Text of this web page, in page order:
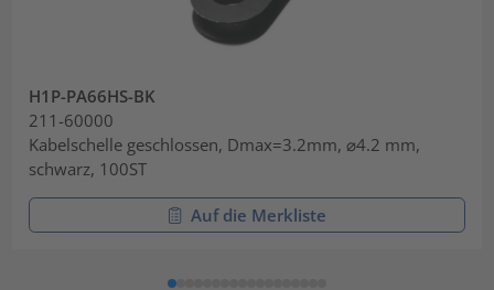
H1P-PA66HS-BK
211-60000
Kabelschelle geschlossen, Dmax=3.2mm, ⌀4.2 mm,
schwarz, 100ST
Auf die Merkliste